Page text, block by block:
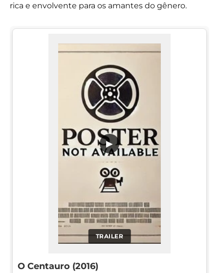
rica e envolvente para os amantes do gênero.
TRAILER
▶
O Centauro (2016)